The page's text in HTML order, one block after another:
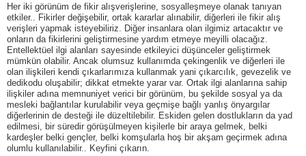
Her iki görünüm de fikir alışverişlerine, sosyalleşmeye olanak tanıyan
etkiler.. Fikirler değişebilir, ortak kararlar alınabilir, diğerleri ile fikir alış
verişleri yapmak isteyebiliriz. Diğer insanlara olan ilgimiz artacaktır ve
onların da fikirlerini geliştirmesine yardım etmeye meyilli olacağız.
Entellektüel ilgi alanları sayesinde etkileyici düşünceler geliştirmek
mümkün olabilir. Ancak olumsuz kullanımda çekingenlik ve diğerleri ile
olan ilişkileri kendi çıkarlarımıza kullanmak yani çıkarcılık, gevezelik ve
dedikodu oluşabilir; dikkat etmekte yarar var. Ortak ilgi alanlarına sahip
ilişkiler adına memnuniyet verici bir görünüm, bu şekilde sosyal ya da
mesleki bağlantılar kurulabilir veya geçmişe bağlı yanlış önyargılar
diğerlerinin de desteği ile düzeltilebilir. Eskiden gelen dostlukların da yad
edilmesi, bir süredir görüşülmeyen kişilerle bir araya gelmek, belki
kardeşler belki gençler, belki komşularla hoş bir akşam geçirmek adına
olumlu kullanılabilir.. Keyfini çıkarın.